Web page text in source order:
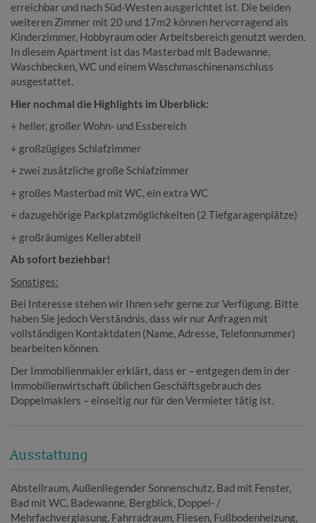
erreichbar und nach Süd-Westen ausgerichtet ist. Die beiden
weiteren Zimmer mit 20 und 17m2 können hervorragend als
Kinderzimmer, Hobbyraum oder Arbeitsbereich genutzt werden.
In diesem Apartment ist das Masterbad mit Badewanne,
Waschbecken, WC und einem Waschmaschinenanschluss
ausgestattet.
Hier nochmal die Highlights im Überblick:
+ heller, großer Wohn- und Essbereich
+ großzügiges Schlafzimmer
+ zwei zusätzliche große Schlafzimmer
+ großes Masterbad mit WC, ein extra WC
+ dazugehörige Parkplatzmöglichkeiten (2 Tiefgaragenplätze)
+ großräumiges Kellerabteil
Ab sofort beziehbar!
Sonstiges:
Bei Interesse stehen wir Ihnen sehr gerne zur Verfügung. Bitte
haben Sie jedoch Verständnis, dass wir nur Anfragen mit
vollständigen Kontaktdaten (Name, Adresse, Telefonnummer)
bearbeiten können.
Der Immobilienmakler erklärt, dass er – entgegen dem in der
Immobilienwirtschaft üblichen Geschäftsgebrauch des
Doppelmaklers – einseitig nur für den Vermieter tätig ist.
Ausstattung
Abstellraum Außenliegender Sonnenschutz Bad mit Fenster
Bad mit WC Badewanne Bergblick Doppel- /
Mehrfachverglasung Fahrradraum Fliesen Fußbodenheizung